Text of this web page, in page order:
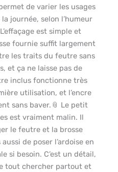
de varier les usages
journée, selon l’humeur
est simple et
fournie suffit largement
les traits du feutre sans
et ça ne laisse pas de
inclus fonctionne très
utilisation, et l’encre
sans baver.📎 Le petit
est vraiment malin. Il
le feutre et la brosse
de poser l’ardoise en
si besoin. C’est un détail,
tout chercher partout et